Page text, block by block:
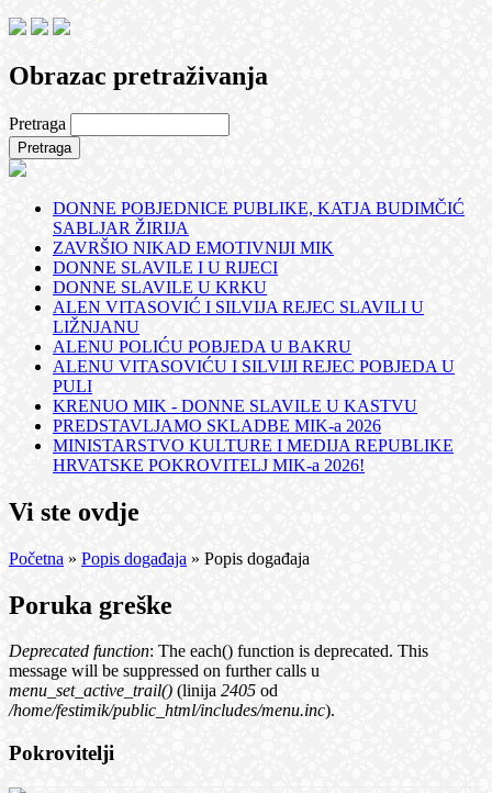
Obrazac pretraživanja
Pretraga
DONNE POBJEDNICE PUBLIKE, KATJA BUDIMČIĆ
SABLJAR ŽIRIJA
ZAVRŠIO NIKAD EMOTIVNIJI MIK
DONNE SLAVILE I U RIJECI
DONNE SLAVILE U KRKU
ALEN VITASOVIĆ I SILVIJA REJEC SLAVILI U
LIŽNJANU
ALENU POLIĆU POBJEDA U BAKRU
ALENU VITASOVIĆU I SILVIJI REJEC POBJEDA U
PULI
KRENUO MIK - DONNE SLAVILE U KASTVU
PREDSTAVLJAMO SKLADBE MIK-a 2026
MINISTARSTVO KULTURE I MEDIJA REPUBLIKE
HRVATSKE POKROVITELJ MIK-a 2026!
Vi ste ovdje
Početna » Popis događaja » Popis događaja
Poruka greške
Deprecated function: The each() function is deprecated. This
message will be suppressed on further calls u
menu_set_active_trail() (linija 2405 od
/home/festimik/public_html/includes/menu.inc).
Pokrovitelji